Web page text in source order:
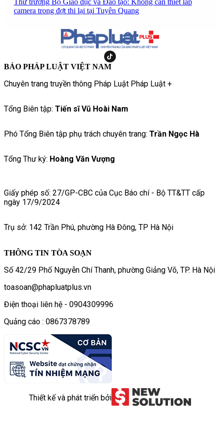
camera trong đợt thi lại tại Tuyên Quang
BÁO PHÁP LUẬT VIỆT NAM
Chuyên trang truyền thông Pháp Luật Pháp Luật +
Tổng Biên tập: Tiến sĩ Vũ Hoài Nam
Phó Tổng Biên tập phụ trách chuyên trang: Trần Ngọc Hà
Tổng Thư ký: Hoàng Văn Vượng
Giấy phép số: 27/GP-CBC của Cục Báo chí - Bộ TT&TT cấp
ngày 17/9/2024
Trụ sở: 142 Trần Phú, phường Hà Đông, TP Hà Nội
THÔNG TIN TÒA SOẠN
Số 42/29 Phố Nguyễn Chí Thanh, phường Giảng Võ, TP. Hà Nội
toasoan@phapluatplus.vn
Điện thoại liên hệ - 0904309996
Quảng cáo : 0867378789
Thiết kế và phát triển bởi